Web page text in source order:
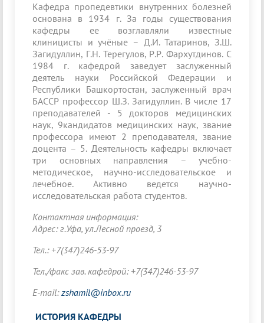
Кафедра пропедевтики внутренних болезней
основана в 1934 г. За годы существования
кафедры ее возглавляли известные
клиницисты и учёные – Д.И. Татаринов, З.Ш.
Загидуллин, Г.Н. Терегулов, Р.Р. Фархутдинов. С
1984 г. кафедрой заведует заслуженный
деятель науки Российской Федерации и
Республики Башкортостан, заслуженный врач
БАССР профессор Ш.З. Загидуллин. В числе 17
преподавателей - 5 докторов медицинских
наук, 9кандидатов медицинских наук, звание
профессора имеют 2 преподавателя, звание
доцента – 5. Деятельность кафедры включает
три основных направления – учебно-
методическое, научно-исследовательское и
лечебное. Активно ведется научно-
исследовательская работа студентов.
Контактная информация:
Адрес: г.Уфа, ул.Лесной проезд, 3
Тел.: +7(347)246-53-97
Тел./факс зав. кафедрой: +7(347)246-53-97
E-mail:zshamil@inbox.ru
ИСТОРИЯ КАФЕДРЫ